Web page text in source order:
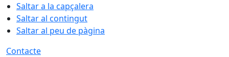
Saltar a la capçalera
Saltar al contingut
Saltar al peu de pàgina
Contacte